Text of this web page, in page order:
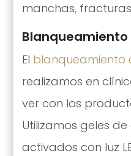
manchas,
El blanqueamiento
realizamos en
ver con los
Utilizamos geles
activados con luz